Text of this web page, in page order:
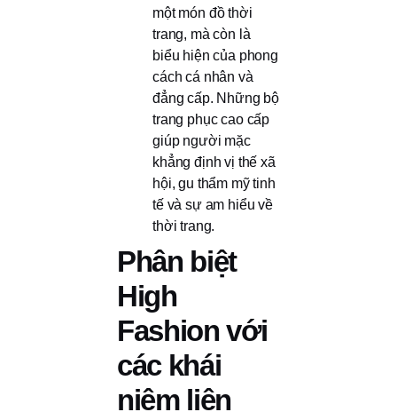
một món đồ thời
trang, mà còn là
biểu hiện của phong
cách cá nhân và
đẳng cấp. Những bộ
trang phục cao cấp
giúp người mặc
khẳng định vị thế xã
hội, gu thẩm mỹ tinh
tế và sự am hiểu về
thời trang.
Phân biệt
High
Fashion với
các khái
niệm liên